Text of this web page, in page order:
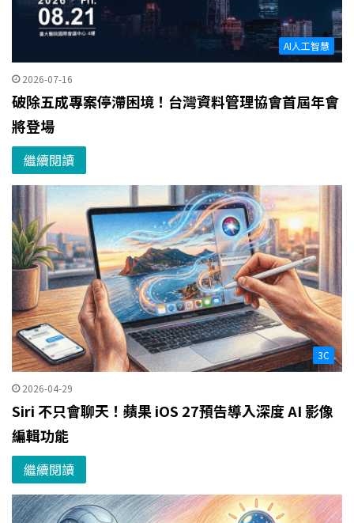
AI人工智慧
2026-07-16
破除五成專案停滯困境！台灣資料管理協會首屆年會
將登場
繼續閱讀
3C
2026-04-29
Siri 不只會聊天！蘋果 iOS 27預告導入深度 AI 影像
編輯功能
繼續閱讀